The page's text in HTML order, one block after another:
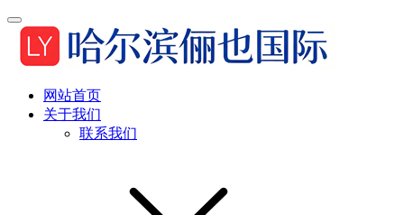
网站首页
关于我们
联系我们